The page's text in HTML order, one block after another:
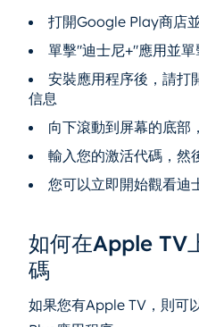
打開Google Play商店
單擊"迪士尼+"應用並
安裝應用程序後，請打
信息
向下滾動到屏幕的底部
輸入您的激活代碼，然
您可以立即開始觀看迪
如何在Apple TV
碼
如果您有Apple TV，則可